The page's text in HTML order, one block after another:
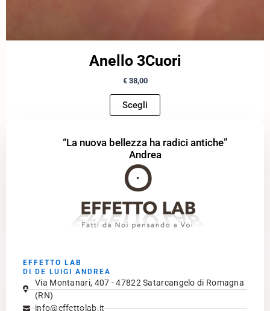
Anello 3Cuori
€38,00
Scegli
“La nuova bellezza ha radici antiche”
Andrea
EFFETTO LAB
DI DE LUIGI ANDREA
Via Montanari, 407 - 47822 Satarcangelo di Romagna
(RN)
info@effettolab.it